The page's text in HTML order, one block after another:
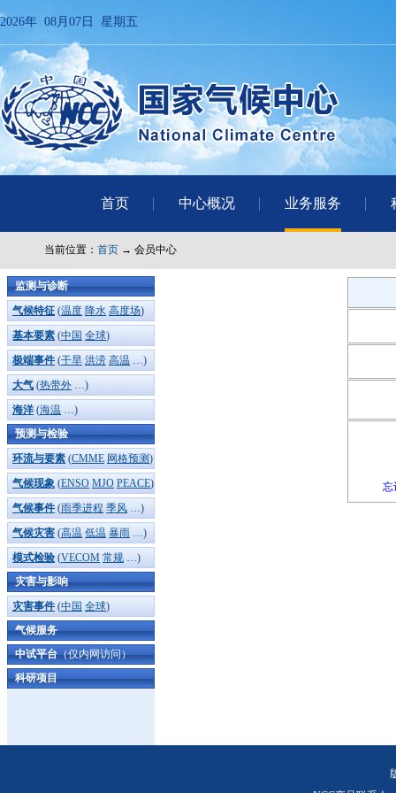
2026年 08月07日 星期五
首页 中心概况 业务服务
当前位置： 首页 → 会员中心
监测与诊断
气候特征 (温度 降水 高度场)
基本要素 (中国 全球)
极端事件(干旱 洪涝 高温 …)
大气 (热带外 …)
海洋(海温 …)
预测与检验
环流与要素 (CMME 网格预测)
气候现象 (ENSO MJO PEACE)
气候事件(雨季进程 季风 …)
气候灾害 (高温 低温 暴雨 …)
模式检验(VECOM 常规 …)
灾害与影响
灾害事件(中国 全球)
气候服务
中试平台（仅内网访问）
科研项目
忘